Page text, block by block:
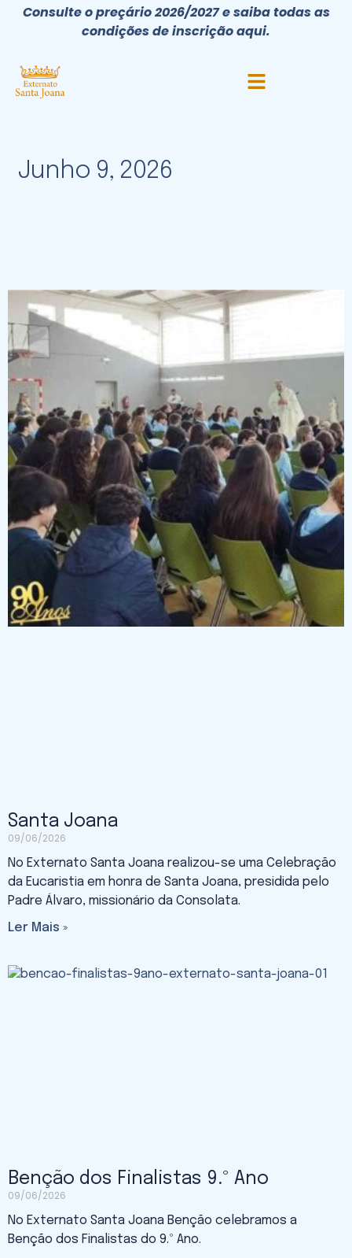
Consulte o preçário 2026/2027 e saiba todas as
condições de inscrição aqui.
Junho 9, 2026
Santa Joana
09/06/2026
No Externato Santa Joana realizou-se uma Celebração
da Eucaristia em honra de Santa Joana, presidida pelo
Padre Álvaro, missionário da Consolata.
Ler Mais »
Benção dos Finalistas 9.º Ano
09/06/2026
No Externato Santa Joana Benção celebramos a
Benção dos Finalistas do 9.º Ano.